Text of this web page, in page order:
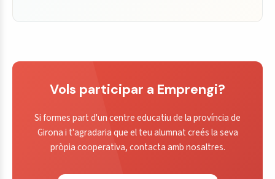
Vols participar a Emprengi?
Si formes part d'un centre educatiu de la província de
Girona i t'agradaria que el teu alumnat creés la seva
pròpia cooperativa, contacta amb nosaltres.